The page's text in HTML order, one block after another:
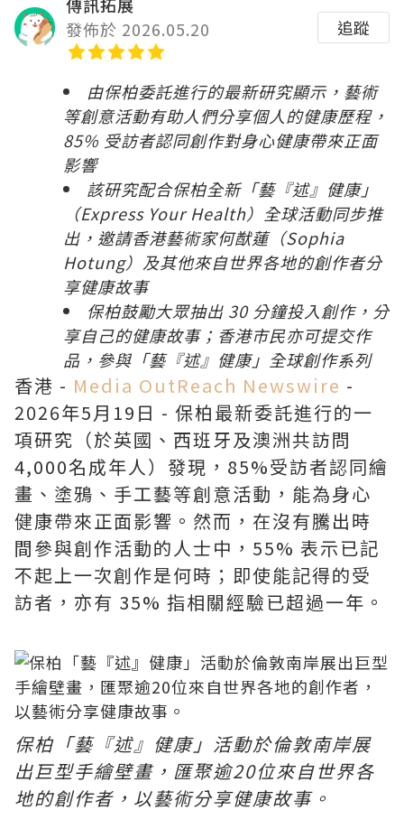
發佈於 2026.05.20
追蹤
由保柏委託進行的最新研究顯示，藝術
等創意活動有助人們分享個人的健康歷程，
85% 受訪者認同創作對身心健康帶來正面
影響
該研究配合保柏全新「藝『述』健康」
（Express Your Health）全球活動同步推
出，邀請香港藝術家何猷蓮（Sophia
Hotung）及其他來自世界各地的創作者分
享健康故事
保柏鼓勵大眾抽出 30 分鐘投入創作，分
享自己的健康故事；香港市民亦可提交作
品，參與 「藝『述』健康」 全球創作系列
香港 - Media OutReach Newswire -
2026年5月19日 - 保柏最新委託進行的一
項研究（於英國、西班牙及澳洲共訪問
4,000名成年人）發現，85%受訪者認同繪
畫、塗鴉、手工藝等創意活動，能為身心
健康帶來正面影響。然而，在沒有騰出時
間參與創作活動的人士中，55% 表示已記
不起上一次創作是何時；即使能記得的受
訪者，亦有 35% 指相關經驗已超過一年。
保柏「藝『述』健康」活動於倫敦南岸展
出巨型手繪壁畫，匯聚逾20位來自世界各
地的創作者，以藝術分享健康故事。